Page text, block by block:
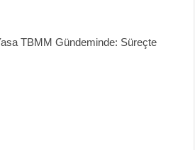
TBMM Gündeminde: Süreçte